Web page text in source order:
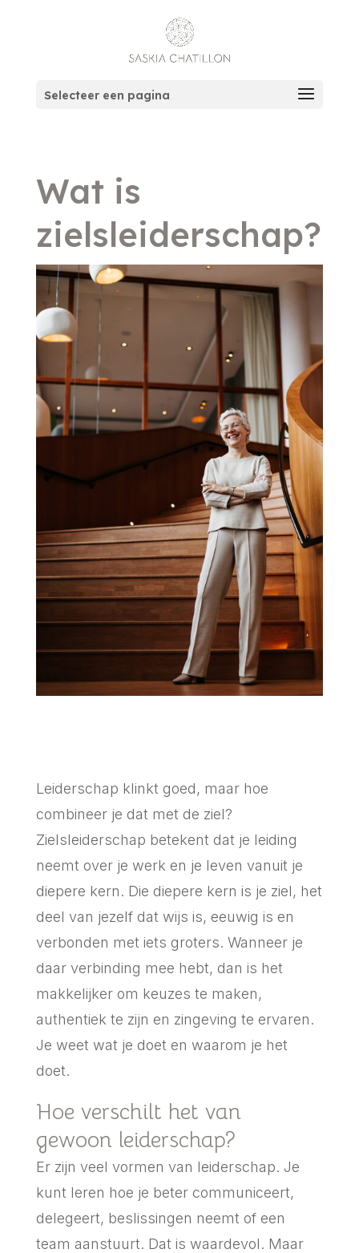
Selecteer een pagina
Wat is
zielsleiderschap?
Leiderschap klinkt goed, maar hoe
combineer je dat met de ziel?
Zielsleiderschap betekent dat je leiding
neemt over je werk en je leven vanuit je
diepere kern. Die diepere kern is je ziel, het
deel van jezelf dat wijs is, eeuwig is en
verbonden met iets groters. Wanneer je
daar verbinding mee hebt, dan is het
makkelijker om keuzes te maken,
authentiek te zijn en zingeving te ervaren.
Je weet wat je doet en waarom je het
doet.
Hoe verschilt het van
gewoon leiderschap?
Er zijn veel vormen van leiderschap. Je
kunt leren hoe je beter communiceert,
delegeert, beslissingen neemt of een
team aanstuurt. Dat is waardevol. Maar